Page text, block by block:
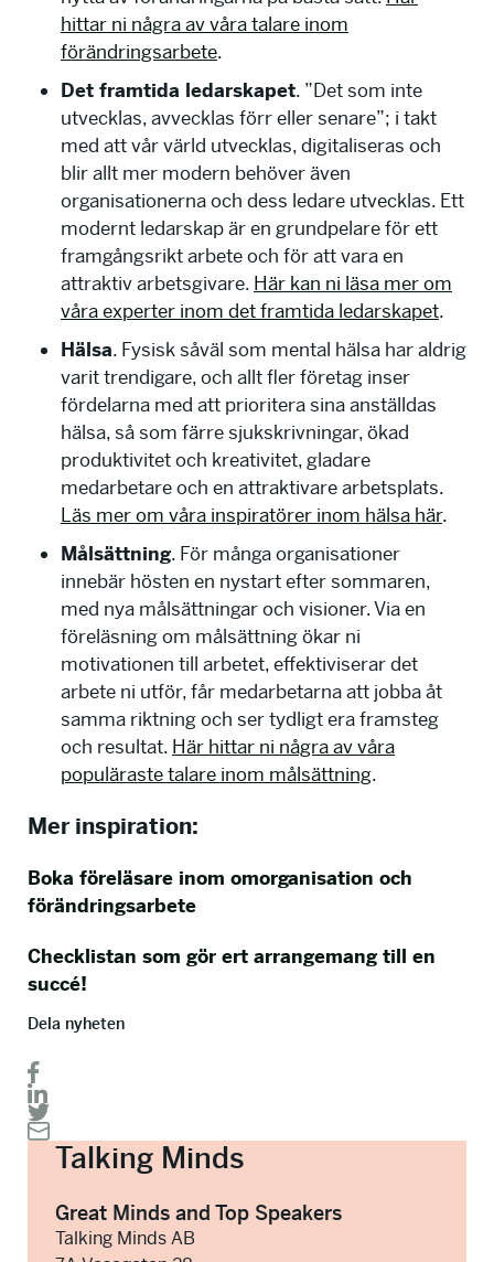
hittar ni några av våra talare inom
förändringsarbete.
Det framtida ledarskapet. ”Det som inte
utvecklas, avvecklas förr eller senare”; i takt
med att vår värld utvecklas, digitaliseras och
blir allt mer modern behöver även
organisationerna och dess ledare utvecklas. Ett
modernt ledarskap är en grundpelare för ett
framgångsrikt arbete och för att vara en
attraktiv arbetsgivare. Här kan ni läsa mer om
våra experter inom det framtida ledarskapet.
Hälsa. Fysisk såväl som mental hälsa har aldrig
varit trendigare, och allt fler företag inser
fördelarna med att prioritera sina anställdas
hälsa, så som färre sjukskrivningar, ökad
produktivitet och kreativitet, gladare
medarbetare och en attraktivare arbetsplats.
Läs mer om våra inspiratörer inom hälsa här.
Målsättning. För många organisationer
innebär hösten en nystart efter sommaren,
med nya målsättningar och visioner. Via en
föreläsning om målsättning ökar ni
motivationen till arbetet, effektiviserar det
arbete ni utför, får medarbetarna att jobba åt
samma riktning och ser tydligt era framsteg
och resultat. Här hittar ni några av våra
populäraste talare inom målsättning.
Mer inspiration:
Boka föreläsare inom omorganisation och
förändringsarbete
Checklistan som gör ert arrangemang till en
succé!
Dela nyheten
Talking Minds
Great Minds and Top Speakers
Talking Minds AB